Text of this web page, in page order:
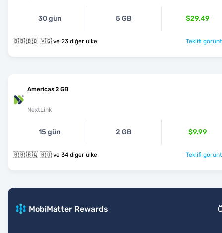
30 gün 5 GB $29.49
🇧🇧 🇧🇶 🇻🇬 ve 23 diğer ülke Teklifi
Americas 2 GB
NextLink
15 gün 2 GB $9.99
🇧🇧 🇧🇶 🇧🇴 ve 34 diğer ülke Teklifi
MobiMatter Rewards